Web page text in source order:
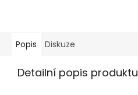
Popis Diskuze
Detailní popis produktu